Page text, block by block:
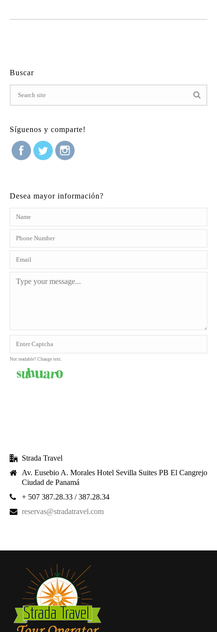
Buscar
Síguenos y comparte!
Desea mayor información?
Not readable? Change text.
Strada Travel
Av. Eusebio A. Morales Hotel Sevilla Suites PB El Cangrejo
Ciudad de Panamá
+ 507 387.28.33 / 387.28.34
reservas@stradatravel.com